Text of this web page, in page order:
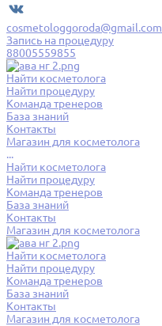
cosmetologgoroda@gmail.com
Запись на процедуру
88005559855
Найти косметолога
Найти процедуру
Команда тренеров
База знаний
Контакты
Магазин для косметолога
...
Найти косметолога
Найти процедуру
Команда тренеров
База знаний
Контакты
Магазин для косметолога
Найти косметолога
Найти процедуру
Команда тренеров
База знаний
Контакты
Магазин для косметолога